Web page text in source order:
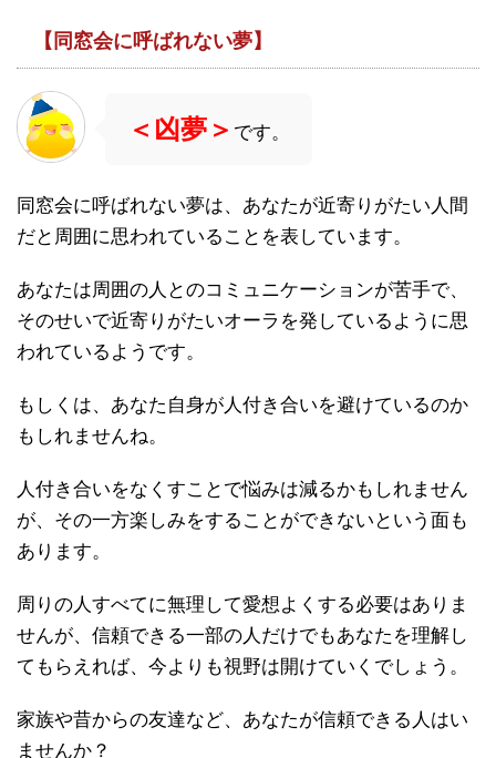
【同窓会に呼ばれない夢】
＜凶夢＞ です。
同窓会に呼ばれない夢は、あなたが近寄りがたい人間
だと周囲に思われていることを表しています。
あなたは周囲の人とのコミュニケーションが苦手で、
そのせいで近寄りがたいオーラを発しているように思
われているようです。
もしくは、あなた自身が人付き合いを避けているのか
もしれませんね。
人付き合いをなくすことで悩みは減るかもしれません
が、その一方楽しみをすることができないという面も
あります。
周りの人すべてに無理して愛想よくする必要はありま
せんが、信頼できる一部の人だけでもあなたを理解し
てもらえれば、今よりも視野は開けていくでしょう。
家族や昔からの友達など、あなたが信頼できる人はい
ませんか？